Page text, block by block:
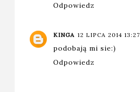
Odpowiedz
KINGA 12 LIPCA 2014 13:27
podobają mi sie:)
Odpowiedz